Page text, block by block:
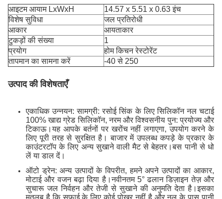
आइटम आयाम LxWxH
14.57 x 5.51 x 0.63 इंच
विशेष सुविधा
जल प्रतिरोधी
आकार
आयताकार
टुकड़ों की संख्या
1
प्रयोग
होम किचन रेस्टोरेंट
तापमान का सामना करें
-40 से 250
उत्पाद की विशेषताएँ
एकाधिक उन्नयन: सामग्री: रसोई सिंक के लिए सिलिकॉन नल चटाई
100% खाद्य ग्रेड सिलिकॉन, नरम और विश्वसनीय पुन: प्रयोज्य और
टिकाऊ।यह आपके बर्तनों पर खरोंच नहीं लगाएगा, उपयोग करने के
लिए पूरी तरह से सुरक्षित है। बाजार में उपलब्ध कपड़े के प्रकार के
काउंटरटॉप के लिए अन्य सुखाने वाली मैट से बेहतर।बस पानी से धो
लें या डाल दें।
ऑटो ड्रेन: अन्य उत्पादों के विपरीत, हमने अपने उत्पादों का आकार,
मोटाई और वजन बढ़ा दिया है।नवीनतम 5° ढलान डिज़ाइन तेज़ और
सुचारू जल निर्वहन और तेजी से सुखाने की अनुमति देता है।इसका
मतलब है कि सफाई के लिए कोई पोखर नहीं है और नल के पास पानी